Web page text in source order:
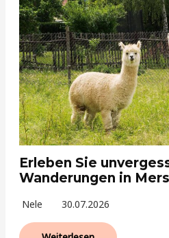
Erleben Sie
Wanderungen in
Nele 30.07.2026